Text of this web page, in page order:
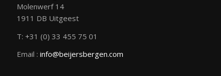
Molenwerf 14
1911 DB Uitgeest
T: +31 (0) 33 455 75 01
Email : info@beijersbergen.com